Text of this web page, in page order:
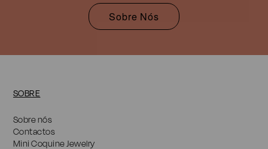
Sobre Nós
SOBRE
Sobre nós
Contactos
Mini Coquine Jewelry